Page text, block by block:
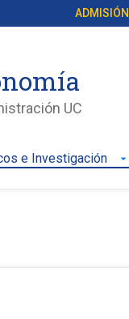
ADMISIÓN
UC
e Investigación arrow_drop_down